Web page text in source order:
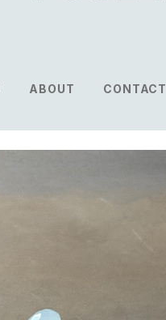
ABOUT CONTACT